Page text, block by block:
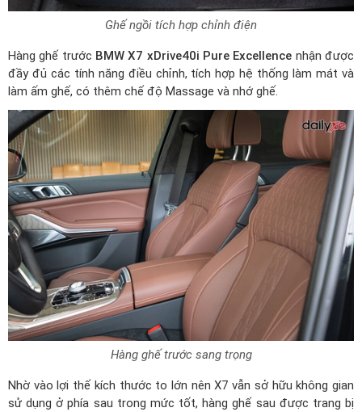
Ghế ngồi tích hợp chỉnh điện
Hàng ghế trước BMW X7 xDrive40i Pure Excellence nhận được
đầy đủ các tính năng điều chỉnh, tích hợp hệ thống làm mát và
làm ấm ghế, có thêm chế độ Massage và nhớ ghế.
Hàng ghế trước sang trọng
Nhờ vào lợi thế kích thước to lớn nên X7 vẫn sở hữu không gian
sử dụng ở phía sau trong mức tốt, hàng ghế sau được trang bị